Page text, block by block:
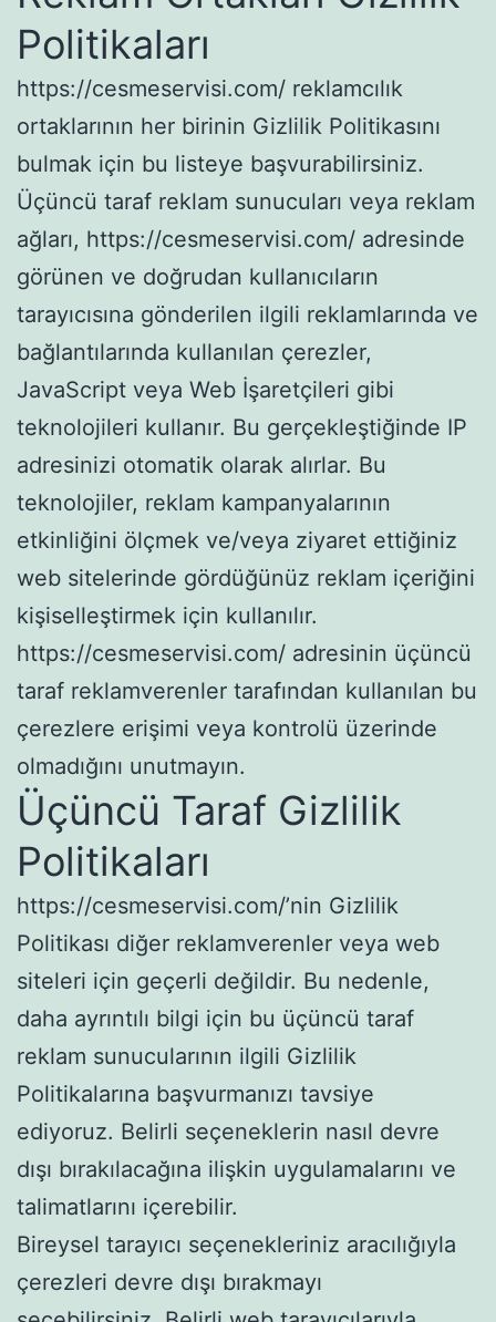
Politikaları
https://cesmeservisi.com/ reklamcılık
ortaklarının her birinin Gizlilik Politikasını
bulmak için bu listeye başvurabilirsiniz.
Üçüncü taraf reklam sunucuları veya reklam
ağları, https://cesmeservisi.com/ adresinde
görünen ve doğrudan kullanıcıların
tarayıcısına gönderilen ilgili reklamlarında ve
bağlantılarında kullanılan çerezler,
JavaScript veya Web İşaretçileri gibi
teknolojileri kullanır. Bu gerçekleştiğinde IP
adresinizi otomatik olarak alırlar. Bu
teknolojiler, reklam kampanyalarının
etkinliğini ölçmek ve/veya ziyaret ettiğiniz
web sitelerinde gördüğünüz reklam içeriğini
kişiselleştirmek için kullanılır.
https://cesmeservisi.com/ adresinin üçüncü
taraf reklamverenler tarafından kullanılan bu
çerezlere erişimi veya kontrolü üzerinde
olmadığını unutmayın.
Üçüncü Taraf Gizlilik
Politikaları
https://cesmeservisi.com/’nin Gizlilik
Politikası diğer reklamverenler veya web
siteleri için geçerli değildir. Bu nedenle,
daha ayrıntılı bilgi için bu üçüncü taraf
reklam sunucularının ilgili Gizlilik
Politikalarına başvurmanızı tavsiye
ediyoruz. Belirli seçeneklerin nasıl devre
dışı bırakılacağına ilişkin uygulamalarını ve
talimatlarını içerebilir.
Bireysel tarayıcı seçenekleriniz aracılığıyla
çerezleri devre dışı bırakmayı